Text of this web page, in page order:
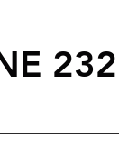
232